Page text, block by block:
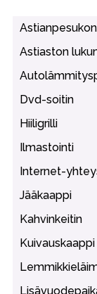
Astiaston
Dvd-soitin
Hiiligrilli
Ilmastointi
Internet-
Jääkaappi
Kahvinkeitin
Kuivauskaappi